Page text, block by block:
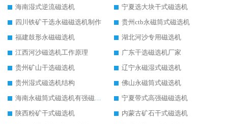
海南湿式逆流磁选机
宁夏选大块干式磁选机
四川铁矿干选永磁磁选机制作
贵州ctb永磁筒式磁选机
福建鼓形永磁磁选机
湖北河沙专用磁选机
江西河沙磁选机工作原理
广东干选磁选机厂家
贵州矿山干选磁选机
辽宁永磁湿式磁选机
贵州湿式磁选机结构
佛山永磁筒式磁选机
海南永磁筒式磁选机有强磁的吗
宁夏带式高强磁磁选机
陕西粉矿干式磁选机
内蒙古矿石干式磁选机